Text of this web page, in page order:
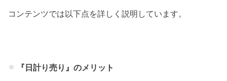
コンテンツでは以下点を詳しく説明しています。
『日計り売り』のメリット